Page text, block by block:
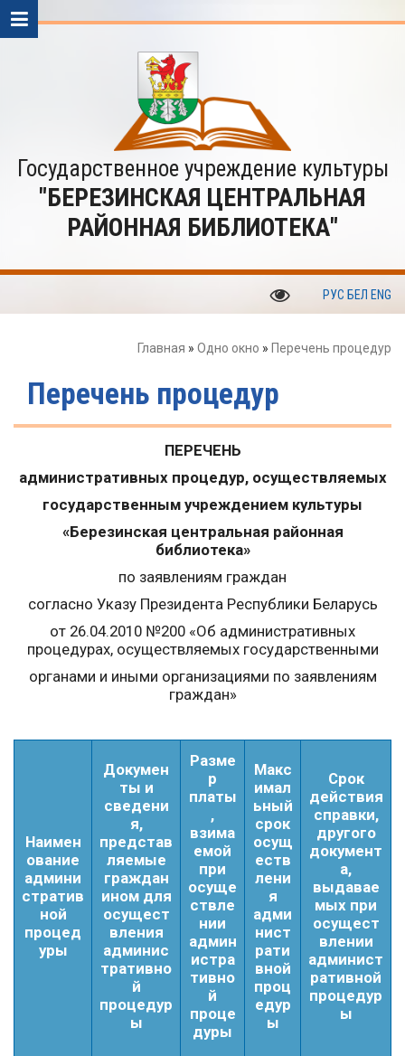
Государственное учреждение культуры
"БЕРЕЗИНСКАЯ ЦЕНТРАЛЬНАЯ
РАЙОННАЯ БИБЛИОТЕКА"
РУС БЕЛ ENG
Главная » Одно окно » Перечень процедур
Перечень процедур
ПЕРЕЧЕНЬ
административных процедур, осуществляемых
государственным учреждением культуры
«Березинская центральная районная
библиотека»
по заявлениям граждан
согласно Указу Президента Республики Беларусь
от 26.04.2010 №200 «Об административных
процедурах, осуществляемых государственными
органами и иными организациями по заявлениям
граждан»
Наимен
ование
админи
стратив
ной
процед
уры
Докумен
ты и
сведени
я,
представ
ляемые
граждан
ином для
осущест
вления
админис
тративно
й
процедур
ы
Разме
р
платы
,
взима
емой
при
осуще
ствле
нии
админ
истра
тивно
й
проце
дуры
Макс
имал
ьный
срок
осущ
еств
лени
я
адми
нист
рати
вной
проц
едур
ы
Срок
действия
справки,
другого
документ
а,
выдавае
мых при
осущест
влении
админист
ративной
процедур
ы